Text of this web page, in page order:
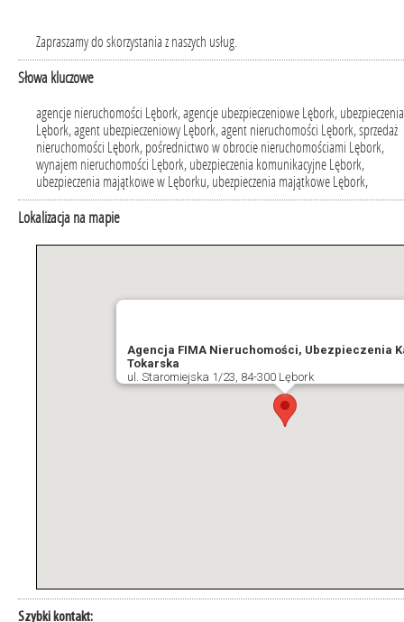
Zapraszamy do skorzystania z naszych usług.
Słowa kluczowe
agencje nieruchomości Lębork, agencje ubezpieczeniowe Lębork, ubezpieczenia
Lębork, agent ubezpieczeniowy Lębork, agent nieruchomości Lębork, sprzedaż
nieruchomości Lębork, pośrednictwo w obrocie nieruchomościami Lębork,
wynajem nieruchomości Lębork, ubezpieczenia komunikacyjne Lębork,
ubezpieczenia majątkowe w Lęborku, ubezpieczenia majątkowe Lębork,
Lokalizacja na mapie
Agencja FIMA Nieruchomości, Ubezpieczenia
Tokarska
ul. Staromiejska 1/23, 84-300 Lębork
Szybki kontakt: